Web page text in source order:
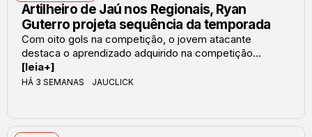
Artilheiro de Jaú nos Regionais, Ryan
Guterro projeta sequência da temporada
Com oito gols na competição, o jovem atacante
destaca o aprendizado adquirido na competição...
[leia+]
HÁ 3 SEMANAS JAUCLICK